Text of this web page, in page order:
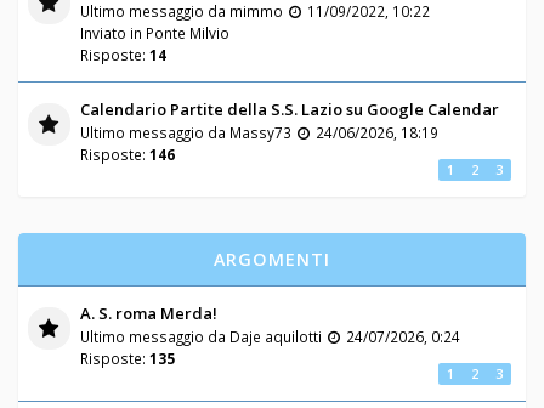
Ultimo messaggio da mimmo
11/09/2022, 10:22
Inviato in Ponte Milvio
Risposte: 14
Calendario Partite della S.S. Lazio su Google Calendar
Ultimo messaggio da Massy73
24/06/2026, 18:19
Risposte: 146
1 2 3
ARGOMENTI
A. S. roma Merda!
Ultimo messaggio da Daje aquilotti
24/07/2026, 0:24
Risposte: 135
1 2 3